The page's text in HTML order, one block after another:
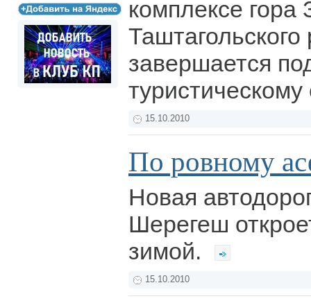
комплексе гора
Таштагольского
завершается
15.10.2010
По ровному
Новая
Шерегеш
зимой.
15.10.2010